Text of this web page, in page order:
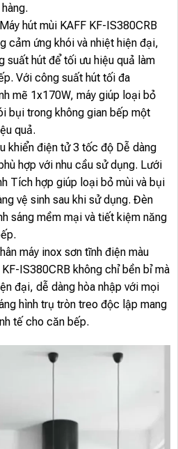
Máy hút mùi KAFF KF-IS380CRB
cảm ứng khói và nhiệt hiện đại,
suất hút để tối ưu hiệu quả làm
Với công suất hút tối đa
mẽ 1x170W, máy giúp loại bỏ
bụi trong không gian bếp một
quả.
khiển điện tử 3 tốc độ Dễ dàng
hợp với nhu cầu sử dụng. Lưới
Tích hợp giúp loại bỏ mùi và bụi
vệ sinh sau khi sử dụng. Đèn
sáng mềm mại và tiết kiệm năng
máy inox sơn tĩnh điện màu
IS380CRB không chỉ bền bỉ mà
đại, dễ dàng hòa nhập với mọi
hình trụ tròn treo độc lập mang
tế cho căn bếp.